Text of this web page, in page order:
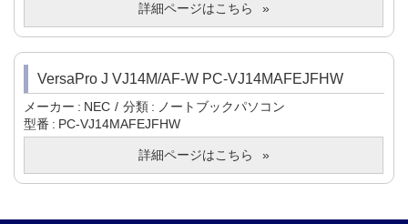
詳細ページはこちら
VersaPro J VJ14M/AF-W PC-VJ14MAFEJFHW
メーカー NEC 分類
ノートブックパソコン
型番
PC-VJ14MAFEJFHW
詳細ページはこちら